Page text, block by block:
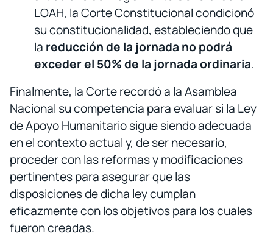
LOAH, la Corte Constitucional condicionó
su constitucionalidad, estableciendo que
la reducción de la jornada no podrá
exceder el 50% de la jornada ordinaria.
Finalmente, la Corte recordó a la Asamblea
Nacional su competencia para evaluar si la Ley
de Apoyo Humanitario sigue siendo adecuada
en el contexto actual y, de ser necesario,
proceder con las reformas y modificaciones
pertinentes para asegurar que las
disposiciones de dicha ley cumplan
eficazmente con los objetivos para los cuales
fueron creadas.